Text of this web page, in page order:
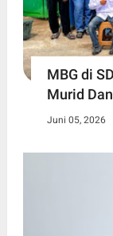
MBG di
Murid
Juni 05, 2026